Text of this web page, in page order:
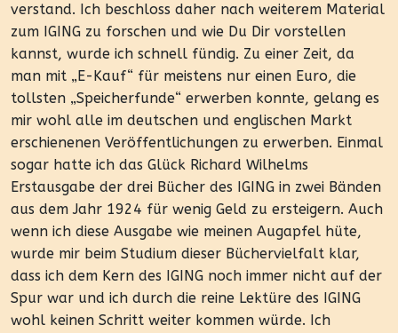
verstand. Ich beschloss daher nach weiterem Material
zum IGING zu forschen und wie Du Dir vorstellen
kannst, wurde ich schnell fündig. Zu einer Zeit, da
man mit „E-Kauf“ für meistens nur einen Euro, die
tollsten „Speicherfunde“ erwerben konnte, gelang es
mir wohl alle im deutschen und englischen Markt
erschienenen Veröffentlichungen zu erwerben. Einmal
sogar hatte ich das Glück Richard Wilhelms
Erstausgabe der drei Bücher des IGING in zwei Bänden
aus dem Jahr 1924 für wenig Geld zu ersteigern. Auch
wenn ich diese Ausgabe wie meinen Augapfel hüte,
wurde mir beim Studium dieser Büchervielfalt klar,
dass ich dem Kern des IGING noch immer nicht auf der
Spur war und ich durch die reine Lektüre des IGING
wohl keinen Schritt weiter kommen würde. Ich